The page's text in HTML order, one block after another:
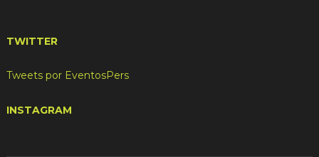
TWITTER
Tweets por EventosPers
INSTAGRAM